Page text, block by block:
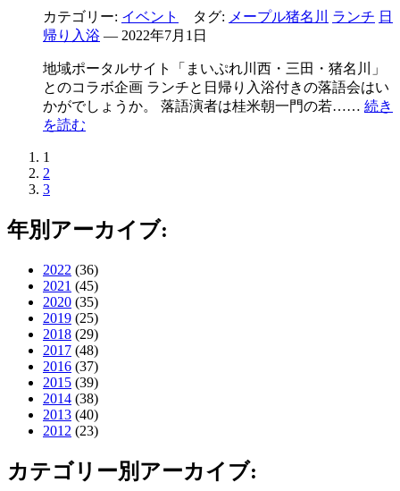
カテゴリー: イベント タグ: メープル猪名川 ランチ 日
帰り入浴 — 2022年7月1日
地域ポータルサイト「まいぷれ川西・三田・猪名川」
とのコラボ企画 ランチと日帰り入浴付きの落語会はい
かがでしょうか。 落語演者は桂米朝一門の若…… 続き
を読む
1
2
3
年別アーカイブ:
2022 (36)
2021 (45)
2020 (35)
2019 (25)
2018 (29)
2017 (48)
2016 (37)
2015 (39)
2014 (38)
2013 (40)
2012 (23)
カテゴリー別アーカイブ: